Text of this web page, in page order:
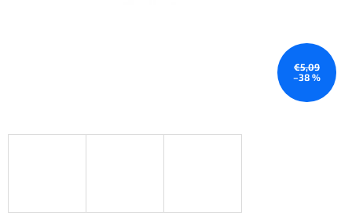
€5,09
–38 %